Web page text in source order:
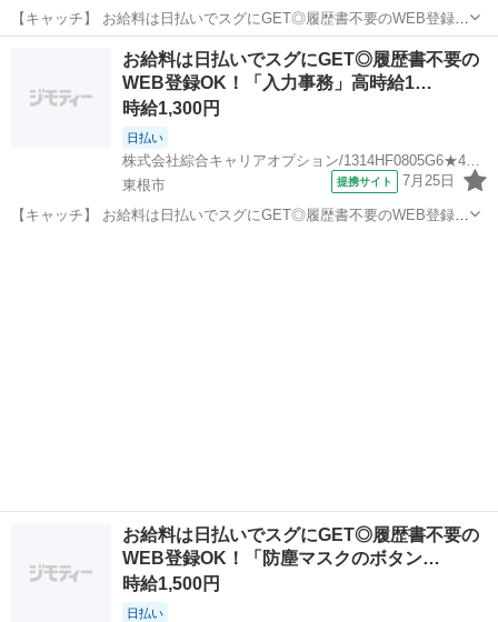
【キャッチ】 お給料は日払いでスグにGET◎履歴書不要のWEB登録
OK！「機械構造部品の梱包」高時給1080円！さくらんぼ東根周辺！20
代～40代のスタッフが多数活躍中★ 【コメント】 弊社なら事前の職場
見学が多数！お仕事...
仕分け
お給料は日払いでスグにGET◎履歴書不要の
WEB登録OK！「入力事務」高時給1…
時給1,300円
日払い
株式会社綜合キャリアオプション/1314HF0805G6★48-N
東根市
提携サイト 7月25日
【キャッチ】 お給料は日払いでスグにGET◎履歴書不要のWEB登録
お給料は日払いでスグにGET◎履歴書不要の
WEB登録OK！「防塵マスクのボタン…
時給1,500円
日払い